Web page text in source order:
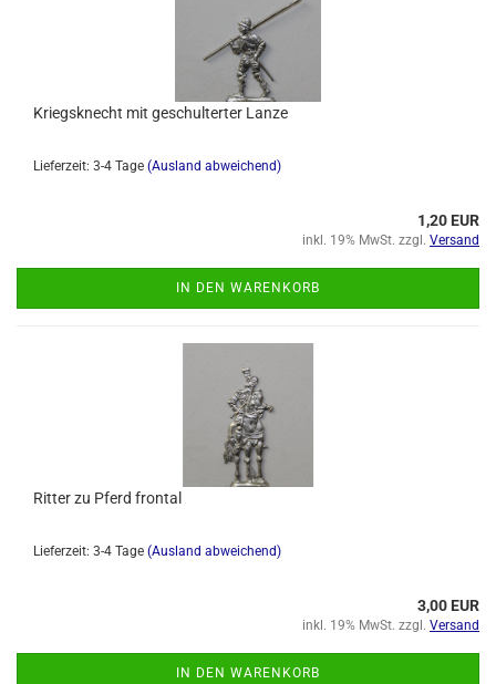
Kriegsknecht mit geschulterter Lanze
Lieferzeit: 3-4 Tage (Ausland abweichend)
1,20 EUR
inkl. 19% MwSt. zzgl. Versand
IN DEN WARENKORB
Ritter zu Pferd frontal
Lieferzeit: 3-4 Tage (Ausland abweichend)
3,00 EUR
inkl. 19% MwSt. zzgl. Versand
IN DEN WARENKORB